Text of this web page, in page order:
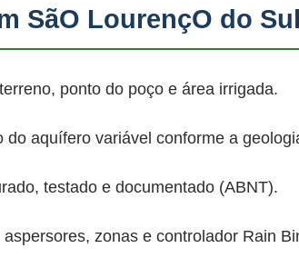
SãO LourençO do Sul
ponto do poço e área irrigada.
aquífero variável conforme a
testado e documentado (ABNT).
zonas e controlador Rain